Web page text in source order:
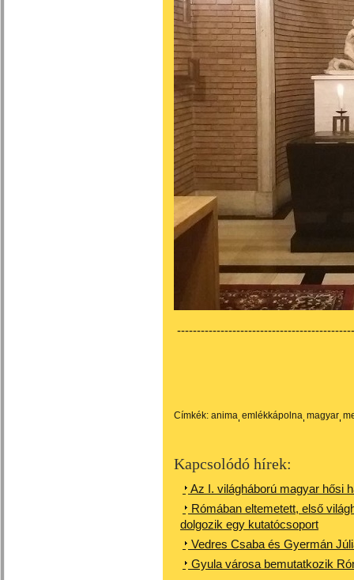
Címkék: anima emlékkápolna magyar
Kapcsolódó hírek:
Az I. világháború magyar hősi
Rómában eltemetett, első
dolgozik egy kutatócsoport
Vedres Csaba és Gyermán
Gyula városa bemutatkozik